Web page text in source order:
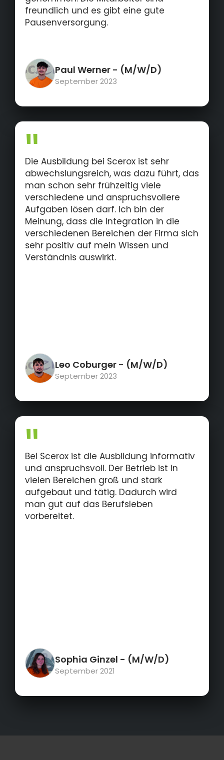
freundlich und es gibt eine gute
Pausenversorgung.
Paul Werner - (M/W/D)
September 2023
Die Ausbildung bei Scerox ist sehr
abwechslungsreich, was dazu führt, das
man schon sehr frühzeitig viele
verschiedene und anspruchsvollere
Aufgaben lösen darf. Ich bin der
Meinung, dass die Integration in die
verschiedenen Bereichen der Firma sich
sehr positiv auf mein Wissen und
Verständnis auswirkt.
Leo Coburger - (M/W/D)
September 2023
Bei Scerox ist die Ausbildung informativ
und anspruchsvoll. Der Betrieb ist in
vielen Bereichen groß und stark
aufgebaut und tätig. Dadurch wird
man gut auf das Berufsleben
vorbereitet.
Sophia Ginzel - (M/W/D)
September 2021